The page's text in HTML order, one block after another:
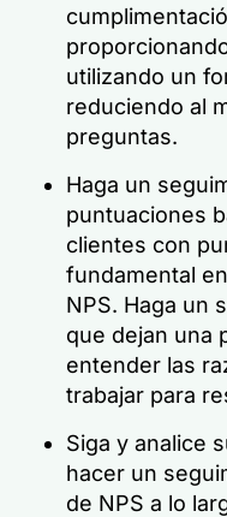
utilizando un
reduciendo al
preguntas.
Haga un
puntuaciones
clientes con
fundamental
NPS. Haga un
que dejan una
entender las
trabajar para
Siga y analice
hacer un
de NPS a lo